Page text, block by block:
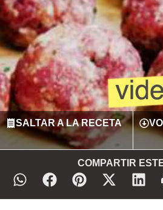
SALTAR A LA RECETA
COMPARTIR